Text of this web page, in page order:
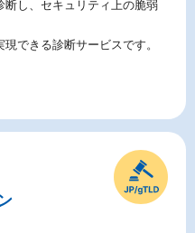
断し、セキュリティ上の脆弱
できる診断サービスです。